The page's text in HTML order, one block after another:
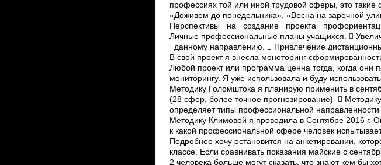
профессиях той или иной трудовой сферы, это
«Доживем до понедельника», «Весна на заречной
Перспективы на создание проекта
Личные профессиональные планы учащихся. 
данному направлению.  Привлечение
В свой проект я внесла моноторинг
Любой проект или программа ценна тогда, когда они
мониторингу. Я уже использовала и буду
Методику Голомштока я планирую применить в
(28 сфер, более точное прогнозирование) 
определяет типы профессиональной направленности
Методику Климовой я проводила в Сентябре 2016 г.
к какой профессиональной сфере человек
Подробнее хочу остановится на анкетировании,
классе. Если сравнивать показания майские с
2 человека больше могут сказать, что знают кем бы